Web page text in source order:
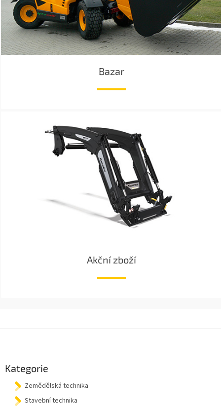
Bazar
Akční zboží
Kategorie
Zemědělská technika
Stavební technika